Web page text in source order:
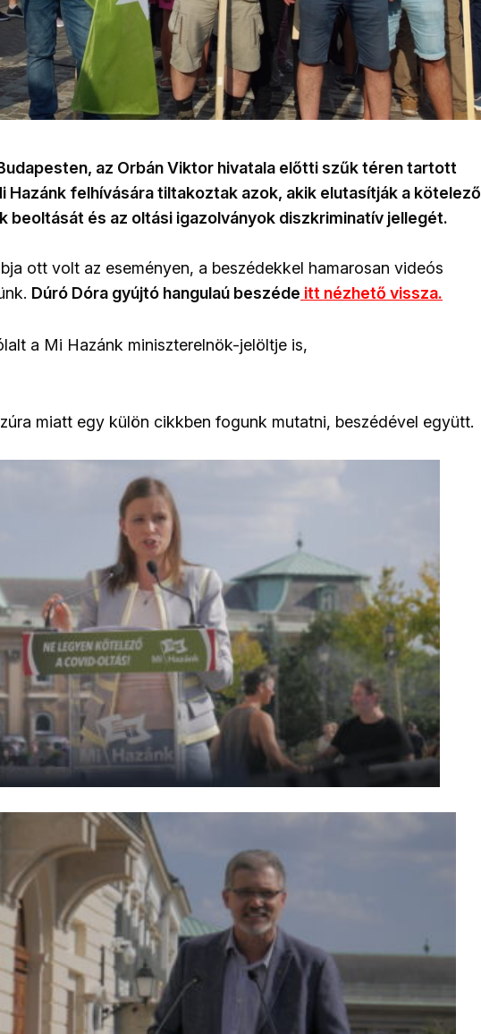
az Orbán Viktor hivatala előtti szűk téren tartott
Hazánk felhívására tiltakoztak azok, akik elutasítják a kötelező
beoltását és az oltási igazolványok diszkriminatív jellegét.
ott volt az eseményen, a beszédekkel hamarosan videós
Dúró Dóra gyújtó hangulaú beszéde itt nézhető vissza.
a Mi Hazánk miniszterelnök-jelöltje is,
miatt egy külön cikkben fogunk mutatni, beszédével együtt.